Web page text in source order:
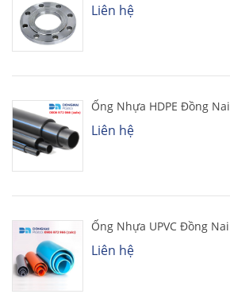
Liên hệ
Ống Nhựa HDPE Đồng Nai
Liên hệ
Ống Nhựa UPVC Đồng Nai
Liên hệ